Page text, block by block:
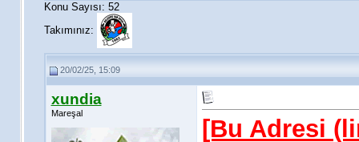
Konu Sayısı: 52
Takımınız:
20/02/25, 15:09
xundia
Mareşal
[Bu Adresi